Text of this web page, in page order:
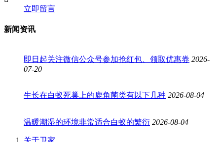
立即留言
新闻资讯
即日起关注微信公众号参加抢红包、领取优惠券 2026-
07-20
生长在白蚁死巢上的鹿角菌类有以下几种 2026-08-04
温暖潮湿的环境非常适合白蚁的繁衍 2026-08-04
关于卫家